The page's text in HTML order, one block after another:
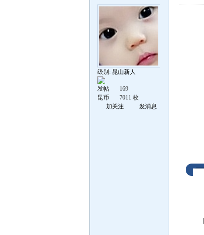
级别: 昆山新人
发帖
169
昆币
7011 枚
加关注
发消息